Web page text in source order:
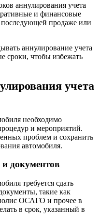
аннулирования учета
и финансовые
продаже или
аннулирование учета
сроки, чтобы избежать
учета
необходимо
и мероприятий.
проблем и сохранить
автомобиля.
документов
требуется сдать
такие как
ОСАГО и прочее в
в срок, указанный в